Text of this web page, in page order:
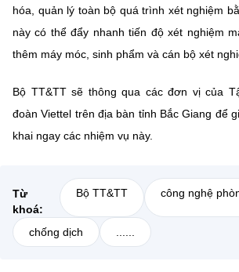
hóa, quản lý toàn bộ quá trình xét nghiệm
này có thể đẩy nhanh tiến độ xét nghiệm
thêm máy móc, sinh phẩm và cán bộ xét
Bộ TT&TT sẽ thông qua các đơn vị của
đoàn Viettel trên địa bàn tỉnh Bắc Giang để
khai ngay các nhiệm vụ này.
Từ
khoá:
Bộ TT&TT công nghệ
chống dịch